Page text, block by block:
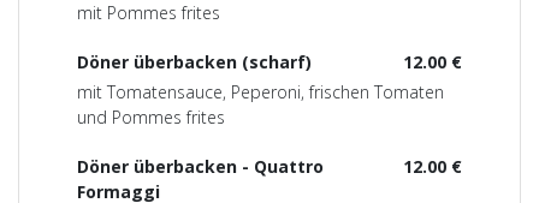
mit Pommes frites
12.00 €
Döner überbacken (scharf)
mit Tomatensauce, Peperoni, frischen Tomaten
und Pommes frites
12.00 €
Döner überbacken - Quattro
Formaggi